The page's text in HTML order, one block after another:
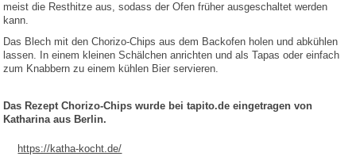
meist die Resthitze aus, sodass der Ofen früher ausgeschaltet werden
kann.
Das Blech mit den Chorizo-Chips aus dem Backofen holen und abkühlen
lassen. In einem kleinen Schälchen anrichten und als Tapas oder einfach
zum Knabbern zu einem kühlen Bier servieren.
Das Rezept Chorizo-Chips wurde bei tapito.de eingetragen von
Katharina aus Berlin.
https://katha-kocht.de/